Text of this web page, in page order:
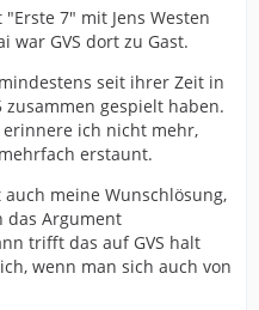
7" mit Jens Westen
war GVS dort zu Gast.
seit ihrer Zeit in
zusammen gespielt haben.
erinnere ich nicht mehr,
erstaunt.
meine Wunschlösung,
das Argument
trifft das auf GVS halt
wenn man sich auch von